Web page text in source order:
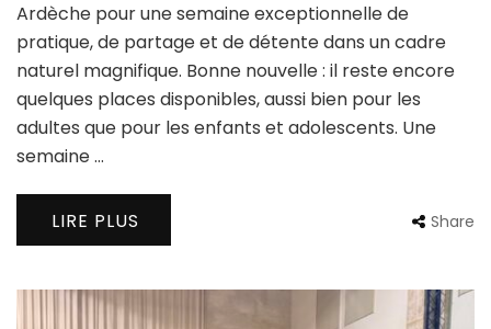
Ardèche pour une semaine exceptionnelle de
pratique, de partage et de détente dans un cadre
naturel magnifique. Bonne nouvelle : il reste encore
quelques places disponibles, aussi bien pour les
adultes que pour les enfants et adolescents. Une
semaine …
LIRE PLUS Share